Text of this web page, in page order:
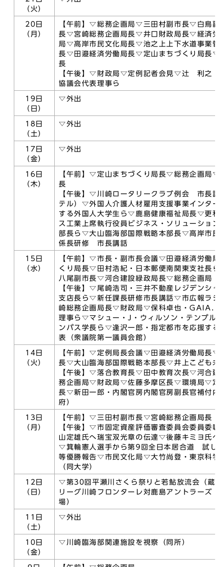
（火）
20日
（月）
【午前】▽総務企画局▽三田村副市長▽白鳥
長▽宮崎総務企画局長▽井口財政局長▽経済
局▽高岸市民文化局長▽池之上上下水道事業
長▽田邉経済労働局長▽定山まちづくり局長▽
長
【午後】▽財政局▽定例記者会見▽辻 利之
協議会代表理事ら
19日
（日）
▽外出
18日
（土）
▽外出
17日
（金）
▽外出
16日
（木）
【午前】▽定山まちづくり局長▽総務企画局▽
長
【午後】▽川崎ロータリークラブ例会 市長
テル）▽外国人介護人材雇用支援事業インタ
する外国人大学生ら▽鹿島健康福祉局長▽更科
ス工業上席執行役員ビジネス・ソリューショ
部長ら▽大山臨海部国際戦略本部長▽高岸市
係長研修 市長講話
15日
（水）
【午前】▽市長・副市長会議▽田邉経済労働
くり局長▽田村浩紀・日本郵便南関東支社長
八尾副市長▽河合建設緑政局長▽総務企画局
【午後】▽尾崎浩司・三井不動産レジデンシ
支店長ら▽新任課長研修市長講話▽市広報ラ
崎総務企画局長▽財政局▽保科卓也・GAIA
理事ら▽マシュー・J・ウィルソン・テンプル
ンパス学長ら▽逢沢一郎・指定都市を応援す
表（衆議院第一議員会館）
14日
（火）
【午前】▽定例局長会議▽田邉経済労働局長▽
長▽大山臨海部国際戦略本部長▽井上こども未
【午後】▽落合教育長▽田中教育次長▽河合
務企画局▽財政局▽佐藤多摩区長▽環境局▽定
長▽新田一郎・内閣官房内閣官房副長官補付
府）
13日
（月）
【午前】▽三田村副市長▽宮崎総務企画局長
【午後】▽市固定資産評価審査委員会委員委
山定雄氏へ瑞宝双光章の伝達▽後藤キミヨ氏
▽箕輪憲人選手から第9回全日本居合道 試
等優勝報告▽市民文化局▽大竹尚登・東京科学
（同大学）
12日
（日）
▽第30回平瀬川さくら祭りと若鮎放流会（蔵
リーグ川崎フロンターレ対鹿島アントラーズ
場）
11日
（土）
▽外出
10日
（金）
▽川崎臨海部関連施設を視察（同所）